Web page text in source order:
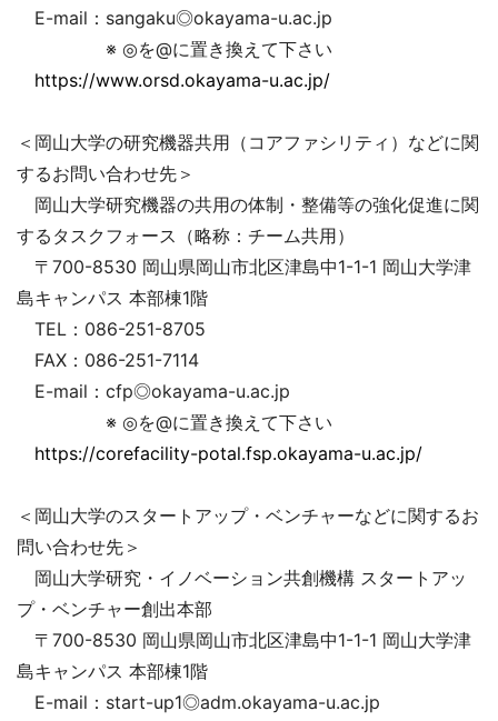
E-mail：sangaku◎okayama-u.ac.jp
※ ◎を@に置き換えて下さい
https://www.orsd.okayama-u.ac.jp/
＜岡山大学の研究機器共用（コアファシリティ）などに関
するお問い合わせ先＞
岡山大学研究機器の共用の体制・整備等の強化促進に関
するタスクフォース（略称：チーム共用）
〒700-8530 岡山県岡山市北区津島中1-1-1 岡山大学津
島キャンパス 本部棟1階
TEL：086-251-8705
FAX：086-251-7114
E-mail：cfp◎okayama-u.ac.jp
※ ◎を@に置き換えて下さい
https://corefacility-potal.fsp.okayama-u.ac.jp/
＜岡山大学のスタートアップ・ベンチャーなどに関するお
問い合わせ先＞
岡山大学研究・イノベーション共創機構 スタートアッ
プ・ベンチャー創出本部
〒700-8530 岡山県岡山市北区津島中1-1-1 岡山大学津
島キャンパス 本部棟1階
E-mail：start-up1◎adm.okayama-u.ac.jp